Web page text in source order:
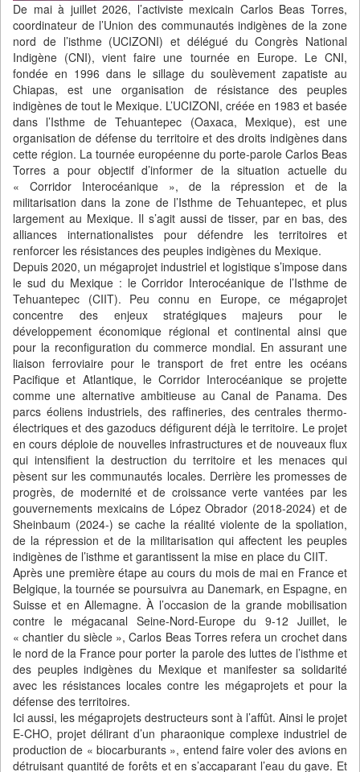
De mai à juillet 2026, l’activiste mexicain Carlos Beas Torres,
coordinateur de l’Union des communautés indigènes de la zone
nord de l’isthme (UCIZONI) et délégué du Congrès National
Indigène (CNI), vient faire une tournée en Europe. Le CNI,
fondée en 1996 dans le sillage du soulèvement zapatiste au
Chiapas, est une organisation de résistance des peuples
indigènes de tout le Mexique. L’UCIZONI, créée en 1983 et basée
dans l’Isthme de Tehuantepec (Oaxaca, Mexique), est une
organisation de défense du territoire et des droits indigènes dans
cette région. La tournée européenne du porte-parole Carlos Beas
Torres a pour objectif d’informer de la situation actuelle du
« Corridor Interocéanique », de la répression et de la
militarisation dans la zone de l’Isthme de Tehuantepec, et plus
largement au Mexique. Il s’agit aussi de tisser, par en bas, des
alliances internationalistes pour défendre les territoires et
renforcer les résistances des peuples indigènes du Mexique.
Depuis 2020, un mégaprojet industriel et logistique s’impose dans
le sud du Mexique : le Corridor Interocéanique de l’Isthme de
Tehuantepec (CIIT). Peu connu en Europe, ce mégaprojet
concentre des enjeux stratégiques majeurs pour le
développement économique régional et continental ainsi que
pour la reconfiguration du commerce mondial. En assurant une
liaison ferroviaire pour le transport de fret entre les océans
Pacifique et Atlantique, le Corridor Interocéanique se projette
comme une alternative ambitieuse au Canal de Panama. Des
parcs éoliens industriels, des raffineries, des centrales thermo-
électriques et des gazoducs défigurent déjà le territoire. Le projet
en cours déploie de nouvelles infrastructures et de nouveaux flux
qui intensifient la destruction du territoire et les menaces qui
pèsent sur les communautés locales. Derrière les promesses de
progrès, de modernité et de croissance verte vantées par les
gouvernements mexicains de López Obrador (2018-2024) et de
Sheinbaum (2024-) se cache la réalité violente de la spoliation,
de la répression et de la militarisation qui affectent les peuples
indigènes de l’isthme et garantissent la mise en place du CIIT.
Après une première étape au cours du mois de mai en France et
Belgique, la tournée se poursuivra au Danemark, en Espagne, en
Suisse et en Allemagne. À l’occasion de la grande mobilisation
contre le mégacanal Seine-Nord-Europe du 9-12 Juillet, le
« chantier du siècle », Carlos Beas Torres refera un crochet dans
le nord de la France pour porter la parole des luttes de l’isthme et
des peuples indigènes du Mexique et manifester sa solidarité
avec les résistances locales contre les mégaprojets et pour la
défense des territoires.
Ici aussi, les mégaprojets destructeurs sont à l’affût. Ainsi le projet
E-CHO, projet délirant d’un pharaonique complexe industriel de
production de « biocarburants », entend faire voler des avions en
détruisant quantité de forêts et en s’accaparant l’eau du gave. Et